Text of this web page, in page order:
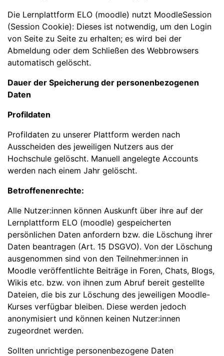
Die Lernplattform ELO (moodle) nutzt MoodleSession
(Session Cookie): Dieses ist notwendig, um den Login
von Seite zu Seite zu erhalten; es wird bei der
Abmeldung oder dem Schließen des Webbrowsers
automatisch gelöscht.
Dauer der Speicherung der personenbezogenen
Daten
Profildaten
Profildaten zu unserer Plattform werden nach
Ausscheiden des jeweiligen Nutzers aus der
Hochschule gelöscht. Manuell angelegte Accounts
werden nach einem Jahr gelöscht.
Betroffenenrechte:
Alle Nutzer:innen können Auskunft über ihre auf der
Lernplattform ELO (moodle) gespeicherten
persönlichen Daten anfordern bzw. die Löschung ihrer
Daten beantragen (Art. 15 DSGVO). Von der Löschung
ausgenommen sind von den Teilnehmer:innen in
Moodle veröffentlichte Beiträge in Foren, Chats, Blogs,
Wikis etc. bzw. von ihnen zum Abruf bereit gestellte
Dateien, die bis zur Löschung des jeweiligen Moodle-
Kurses verfügbar bleiben. Diese werden jedoch
anonymisiert und können keinen Nutzer:innen
zugeordnet werden.
Sollten unrichtige personenbezogene Daten